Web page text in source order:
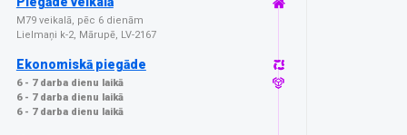
M79 veikalā, pēc 6 dienām
Lielmaņi k-2, Mārupē, LV-2167
Ekonomiskā piegāde
6 - 7 darba dienu laikā
6 - 7 darba dienu laikā
6 - 7 darba dienu laikā